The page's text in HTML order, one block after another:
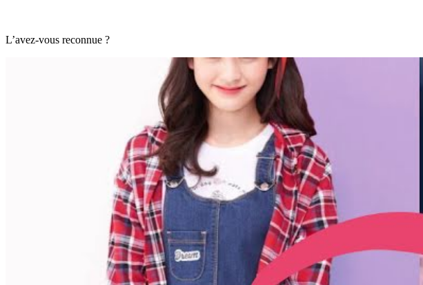
L’avez-vous reconnue ?